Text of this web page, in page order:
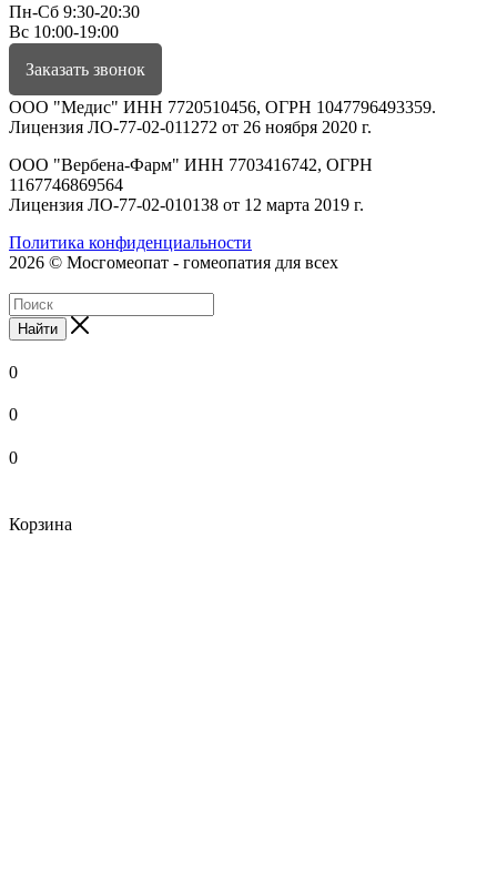
Пн-Сб 9:30-20:30
Вс 10:00-19:00
Заказать звонок
ООО "Медис" ИНН 7720510456, ОГРН 1047796493359.
Лицензия ЛО-77-02-011272 от 26 ноября 2020 г.
ООО "Вербена-Фарм" ИНН 7703416742, ОГРН
1167746869564
Лицензия ЛО-77-02-010138 от 12 марта 2019 г.
Политика конфиденциальности
2026 © Мосгомеопат - гомеопатия для всех
Найти
0
0
0
Корзина